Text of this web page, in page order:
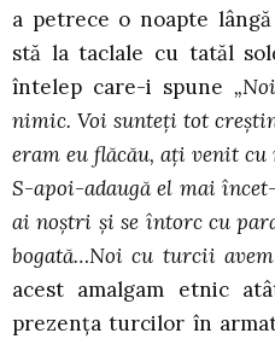
a petrece o noapte
stă la taclale cu tatăl
întelep care-i spune
nimic. Voi sunteţi tot
eram eu flăcău, aţi venit cu
S-apoi-adaugă el mai
ai noştri şi se întorc cu
bogată…Noi cu turcii avem
acest amalgam etnic
prezenţa turcilor în